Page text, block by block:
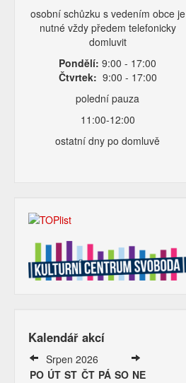
osobní schůzku s vedením obce je
nutné vždy předem telefonicky
domluvit
Pondělí: 9:00 - 17:00
Čtvrtek: 9:00 - 17:00
polední pauza
11:00-12:00
ostatní dny po domluvě
Kalendář akcí
Srpen 2026
PO ÚT ST ČT PÁ SO NE